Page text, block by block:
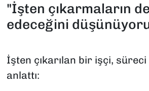
"İşten çıkarmaların
edeceğini
İşten çıkarılan bir işçi,
anlattı: